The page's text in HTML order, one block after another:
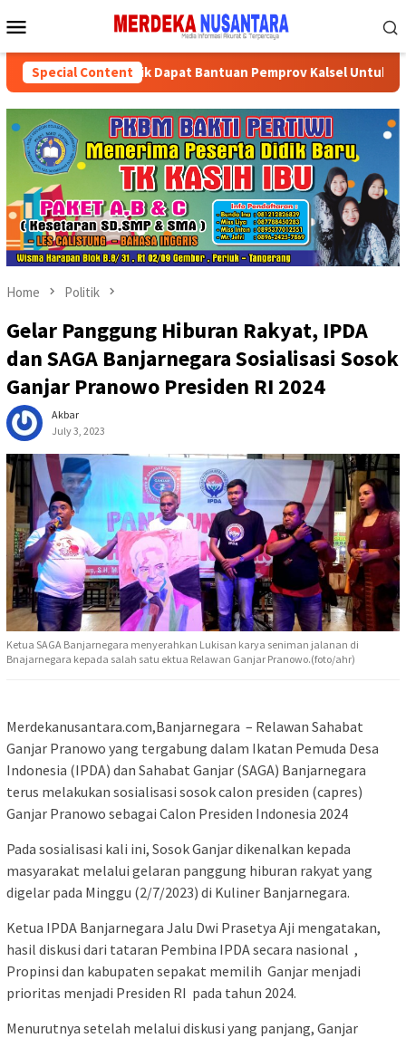
to
Menu
Special Content
Partai Politik Dapat Bantuan Pemprov Kalsel Untuk
Home Politik
Gelar Panggung Hiburan Rakyat, IPDA
dan SAGA Banjarnegara Sosialisasi Sosok
Ganjar Pranowo Presiden RI 2024
Akbar
July 3, 2023
Ketua SAGA Banjarnegara menyerahkan Lukisan karya seniman jalanan di
Bnajarnegara kepada salah satu ektua Relawan Ganjar Pranowo.(foto/ahr)
Merdekanusantara.com,Banjarnegara – Relawan Sahabat
Ganjar Pranowo yang tergabung dalam Ikatan Pemuda Desa
Indonesia (IPDA) dan Sahabat Ganjar (SAGA) Banjarnegara
terus melakukan sosialisasi sosok calon presiden (capres)
Ganjar Pranowo sebagai Calon Presiden Indonesia 2024
Pada sosialisasi kali ini, Sosok Ganjar dikenalkan kepada
masyarakat melalui gelaran panggung hiburan rakyat yang
digelar pada Minggu (2/7/2023) di Kuliner Banjarnegara.
Ketua IPDA Banjarnegara Jalu Dwi Prasetya Aji mengatakan,
hasil diskusi dari tataran Pembina IPDA secara nasional ,
Propinsi dan kabupaten sepakat memilih Ganjar menjadi
prioritas menjadi Presiden RI pada tahun 2024.
Menurutnya setelah melalui diskusi yang panjang, Ganjar